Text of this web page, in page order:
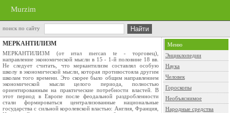
Murzim
поиск по сайту
МЕРКАНТИЛИЗМ
МЕРКАНТИЛИЗМ (от итал mercan te - торговец),
направление экономической мысли в 15 - 1-й половине 18 вв.
Не следует считать, что меркантилизм составлял особую
школу в экономической мысли, которая противостояла другим
школам того времени. Это скорее было общим направлением
экономической мысли целого периода, полностью
ориентированным на практические потребности властей. В
этот период в Европе после феодальной раздробленности
стали формироваться централизованные национальные
государства с сильной королевской властью: Англия, Франция,
Меню
Энциклопедии
Наука
Человек
Гороскопы
Необъяснимое
Народные средства